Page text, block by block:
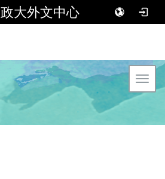
政大外文中心